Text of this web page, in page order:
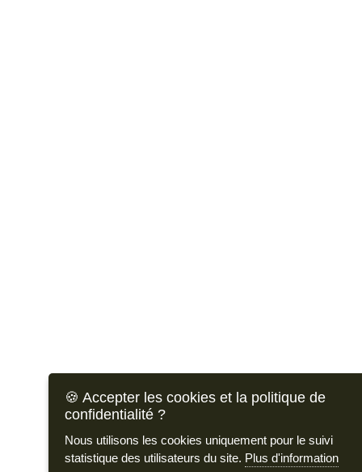
🍪 Accepter les cookies et la politique de
confidentialité ?
Nous utilisons les cookies uniquement pour le suivi
statistique des utilisateurs du site. Plus d'information